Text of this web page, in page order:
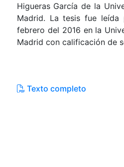
Higueras García de la
Madrid. La tesis fue
febrero del 2016 en la
Madrid con calificación de
Texto completo